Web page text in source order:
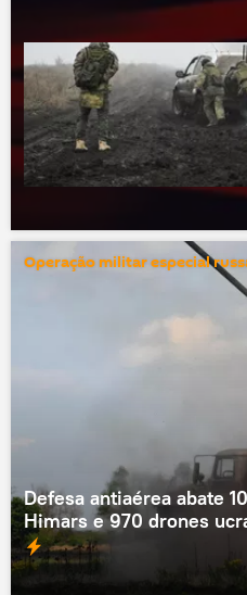
Operação militar especial
Defesa antiaérea abate
Himars e 970 drones